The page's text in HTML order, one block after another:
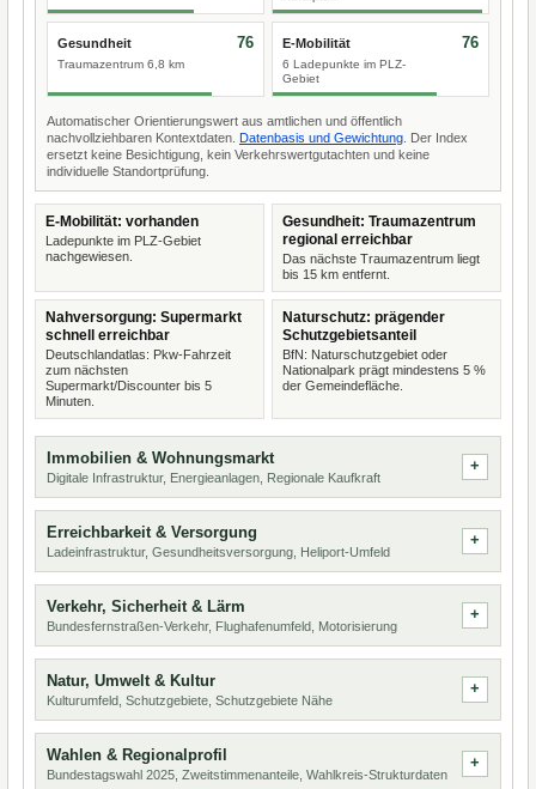
Gesundheit
Traumazentrum 6,8 km
76 E-Mobilität
6 Ladepunkte im PLZ-
Gebiet
76
Automatischer Orientierungswert aus amtlichen und öffentlich
nachvollziehbaren Kontextdaten. Datenbasis und Gewichtung . Der Index
ersetzt keine Besichtigung, kein Verkehrswertgutachten und keine
individuelle Standortprüfung.
E-Mobilität: vorhanden
Ladepunkte im PLZ-Gebiet
nachgewiesen.
Gesundheit: Traumazentrum
regional erreichbar
Das nächste Traumazentrum liegt
bis 15 km entfernt.
Nahversorgung: Supermarkt
schnell erreichbar
Deutschlandatlas: Pkw-Fahrzeit
zum nächsten
Supermarkt/Discounter bis 5
Minuten.
Naturschutz: prägender
Schutzgebietsanteil
BfN: Naturschutzgebiet oder
Nationalpark prägt mindestens 5 %
der Gemeindefläche.
Immobilien & Wohnungsmarkt
Digitale Infrastruktur, Energieanlagen, Regionale Kaufkraft
Erreichbarkeit & Versorgung
Ladeinfrastruktur, Gesundheitsversorgung, Heliport-Umfeld
Verkehr, Sicherheit & Lärm
Bundesfernstraßen-Verkehr, Flughafenumfeld, Motorisierung
Natur, Umwelt & Kultur
Kulturumfeld, Schutzgebiete, Schutzgebiete Nähe
Wahlen & Regionalprofil
Bundestagswahl 2025, Zweitstimmenanteile, Wahlkreis-Strukturdaten